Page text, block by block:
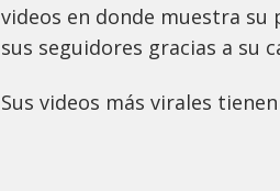
videos en donde muestra su
sus seguidores gracias a su
Sus videos más virales